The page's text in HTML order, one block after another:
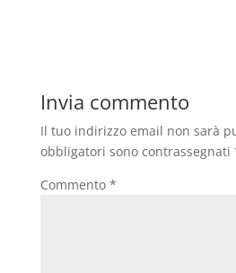
Invia commento
Il tuo indirizzo email non sarà
obbligatori sono contrassegnati
Commento *